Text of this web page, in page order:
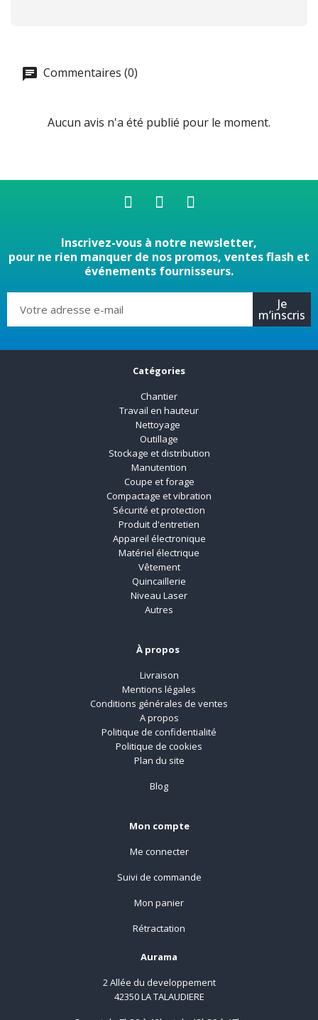
Commentaires (0)
Aucun avis n'a été publié pour le moment.
Inscrivez-vous à notre newsletter,
pour ne rien manquer de nos promos, ventes flash et
événements fournisseurs.
Je
m’inscris
Catégories
Chantier
Travail en hauteur
Nettoyage
Outillage
Stockage et distribution
Manutention
Coupe et forage
Compactage et vibration
Sécurité et protection
Produit d'entretien
Appareil électronique
Matériel électrique
Vêtement
Quincaillerie
Niveau Laser
Autres
À propos
Livraison
Mentions légales
Conditions générales de ventes
A propos
Politique de confidentialité
Politique de cookies
Plan du site
Blog
Mon compte
Me connecter
Suivi de commande
Mon panier
Rétractation
Aurama
2 Allée du developpement
42350 LA TALAUDIERE